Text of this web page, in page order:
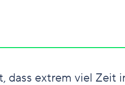
dass extrem viel